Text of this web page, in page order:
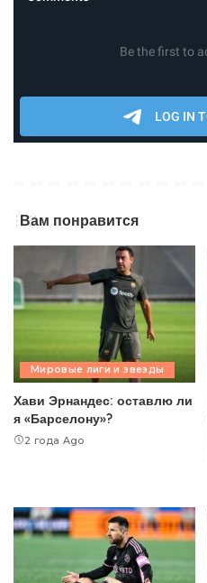
Вам понравится
Мировые лиги и звезды
Хави Эрнандес: оставлю ли
я «Барселону»?
2 года Ago